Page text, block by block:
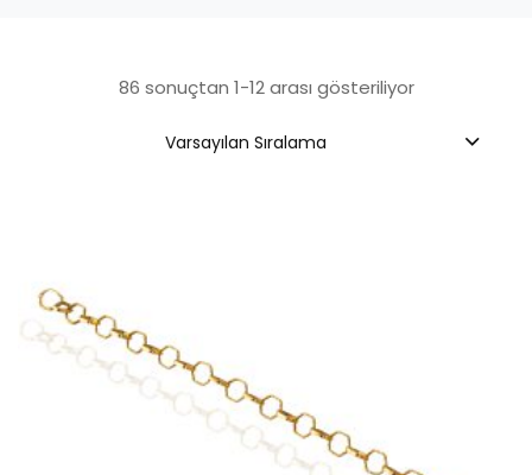
86 sonuçtan 1-12 arası gösteriliyor
Varsayılan Sıralama